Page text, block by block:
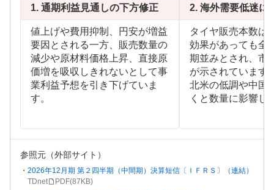
1. 通期利益見通しの下方修正
値上げや費用抑制、円安が増益
要因とされる一方、販売数量の
減少や原材料価格上昇、直接原
価増を吸収しきれないとして事
業利益予想を引き下げていま
す。
2. 海外需要低迷に
タイヤ販売本数は
効果があっても全
期並みとされ、市
が示されています
北米の低調や中国
くと数量に影響し
参照元（外部サイト）
2026年12月期 第２四半期（中間期）決算短信〔ＩＦＲＳ〕（連結）
TDnet
PDF(87KB)